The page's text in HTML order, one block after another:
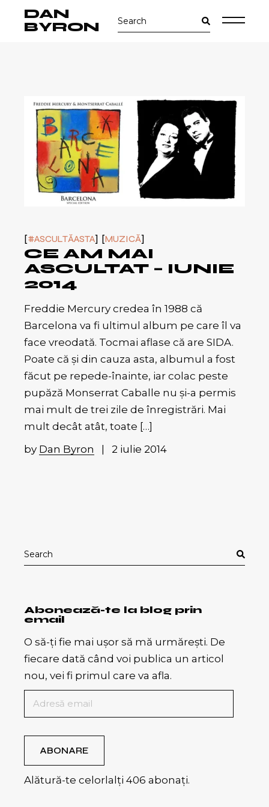
content
DAN
BYRON
for:
#ASCULTĂASTA MUZICĂ
CE AM MAI
ASCULTAT – IUNIE
2014
Freddie Mercury credea în 1988 că
Barcelona va fi ultimul album pe care îl va
face vreodată. Tocmai aflase că are SIDA.
Poate că şi din cauza asta, albumul a fost
făcut pe repede-înainte, iar colac peste
pupăză Monserrat Caballe nu şi-a permis
mai mult de trei zile de înregistrări. Mai
mult decât atât, toate […]
by Dan Byron 2 iulie 2014
for:
Abonează-te la blog prin
email
O să-ți fie mai ușor să mă urmărești. De
fiecare dată când voi publica un articol
nou, vei fi primul care va afla.
Adresă
email
ABONARE
Alătură-te celorlalți 406 abonați.